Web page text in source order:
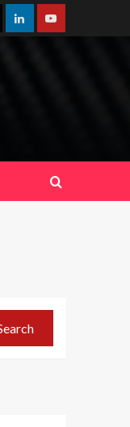
LinkedinYoutube